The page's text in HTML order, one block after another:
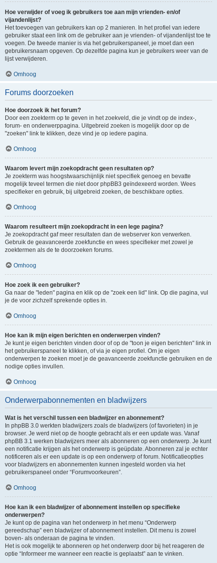
Hoe verwijder of voeg ik gebruikers toe aan mijn vrienden- en/of
vijandenlijst?
Het toevoegen van gebruikers kan op 2 manieren. In het profiel van iedere
gebruiker staat een link om de gebruiker aan je vrienden- of vijandenlijst toe te
voegen. De tweede manier is via het gebruikerspaneel, je moet dan een
gebruikersnaam opgeven. Op dezelfde pagina kun je gebruikers weer van de
lijst verwijderen.
Omhoog
Forums doorzoeken
Hoe doorzoek ik het forum?
Door een zoekterm op te geven in het zoekveld, die je vindt op de index-,
forum- en onderwerppagina. Uitgebreid zoeken is mogelijk door op de
"zoeken" link te klikken, deze vind je op iedere pagina.
Omhoog
Waarom levert mijn zoekopdracht geen resultaten op?
Je zoekterm was hoogstwaarschijnlijk niet specifiek genoeg en bevatte
mogelijk teveel termen die niet door phpBB3 geïndexeerd worden. Wees
specifieker en gebruik, bij uitgebreid zoeken, de beschikbare opties.
Omhoog
Waarom resulteert mijn zoekopdracht in een lege pagina?
Je zoekopdracht gaf meer resultaten dan de webserver kon verwerken.
Gebruik de geavanceerde zoekfunctie en wees specifieker met zowel je
zoektermen als de te doorzoeken forums.
Omhoog
Hoe zoek ik een gebruiker?
Ga naar de "leden" pagina en klik op de "zoek een lid" link. Op die pagina, vul
je de voor zichzelf sprekende opties in.
Omhoog
Hoe kan ik mijn eigen berichten en onderwerpen vinden?
Je kunt je eigen berichten vinden door of op de "toon je eigen berichten" link in
het gebruikerspaneel te klikken, of via je eigen profiel. Om je eigen
onderwerpen te zoeken moet je de geavanceerde zoekfunctie gebruiken en de
nodige opties invullen.
Omhoog
Onderwerpabonnementen en bladwijzers
Wat is het verschil tussen een bladwijzer en abonnement?
In phpBB 3.0 werkten bladwijzers zoals de bladwijzers (of favorieten) in je
browser. Je werd niet op de hoogte gebracht als er een update was. Vanaf
phpBB 3.1 werken bladwijzers meer als abonneren op een onderwerp. Je kunt
een notificatie krijgen als het onderwerp is geüpdate. Abonneren zal je echter
notificeren als er een update is op een onderwerp of forum. Notificatieopties
voor bladwijzers en abonnementen kunnen ingesteld worden via het
gebruikerspaneel onder “Forumvoorkeuren”.
Omhoog
Hoe kan ik een bladwijzer of abonnement instellen op specifieke
onderwerpen?
Je kunt op de pagina van het onderwerp in het menu “Onderwerp
gereedschap” een bladwijzer of abonnement instellen. Dit menu is zowel
boven- als onderaan de pagina te vinden.
Het is ook mogelijk te abonneren op het onderwerp door bij het reageren de
optie “Informeer me wanneer een reactie is geplaatst” aan te vinken.